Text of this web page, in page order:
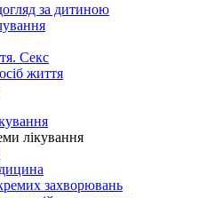
за дитиною
Секс
життя
лікування
захворювань